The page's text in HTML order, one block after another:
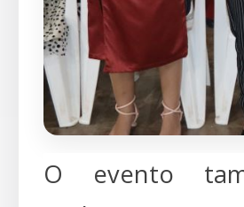
O evento